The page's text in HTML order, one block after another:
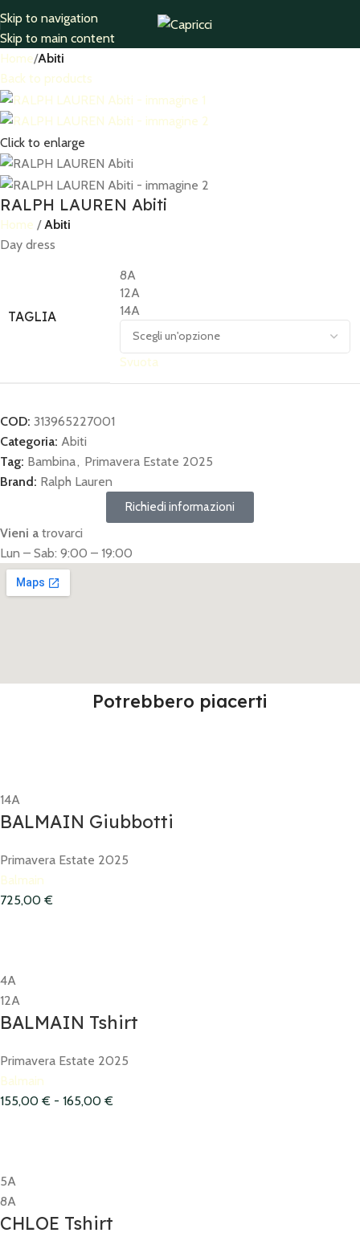
Skip to navigation
Skip to main content
Home Abiti
Back to products
Click to enlarge
RALPH LAUREN Abiti
Home
Abiti
Day dress
TAGLIA
8A
12A
14A
Svuota
COD: 313965227001
Categoria: Abiti
Tag: Bambina, Primavera Estate 2025
Brand: Ralph Lauren
Richiedi informazioni
Vieni a trovarci
Lun – Sab: 9:00 – 19:00
Potrebbero piacerti
14A
BALMAIN Giubbotti
Primavera Estate 2025
Balmain
725,00 €
4A
12A
BALMAIN Tshirt
Primavera Estate 2025
Balmain
155,00 € - 165,00 €
5A
8A
CHLOE Tshirt